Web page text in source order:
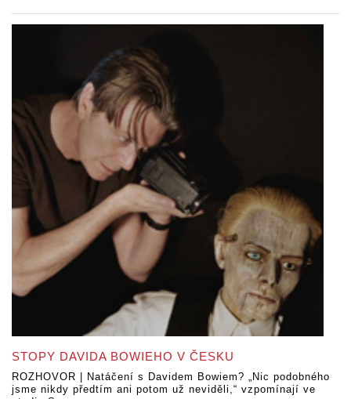
STOPY DAVIDA BOWIEHO V ČESKU
ROZHOVOR | Natáčení s Davidem Bowiem? „Nic podobného
jsme nikdy předtím ani potom už neviděli,“ vzpomínají ve